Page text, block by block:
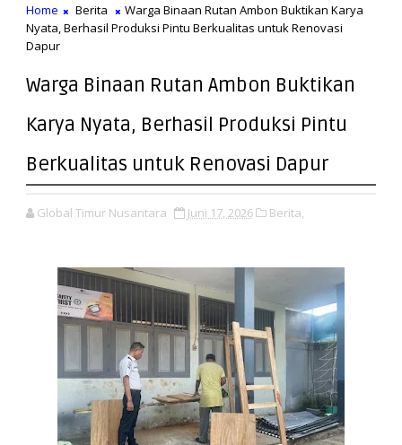
Home Berita
Warga Binaan Rutan Ambon Buktikan Karya
Nyata, Berhasil Produksi Pintu Berkualitas untuk Renovasi
Dapur
Warga Binaan Rutan Ambon Buktikan
Karya Nyata, Berhasil Produksi Pintu
Berkualitas untuk Renovasi Dapur
Global Timur Nusantara Juni 17, 2026 Berita,